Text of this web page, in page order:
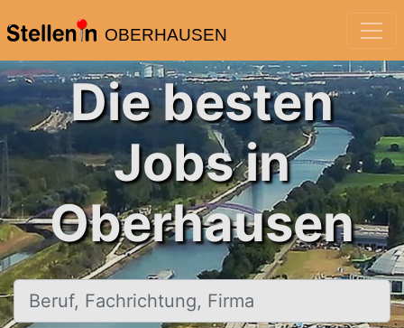
OBERHAUSEN
Die besten
Jobs in
Oberhausen
Beruf, Fachrichtung, Firma